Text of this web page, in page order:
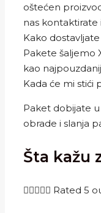
oštećen
nas kontaktirate
Kako
Pakete šaljemo
kao
Kada će mi stići
Paket dobijate
obrade i slanja
Šta kažu
 Rated 5